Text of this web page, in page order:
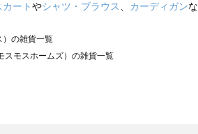
カートやシャツ・ブラウス カーディガン
）の雑貨一覧
スモスホームズ）の雑貨一覧
バイサマンサモスモス）の雑貨一覧